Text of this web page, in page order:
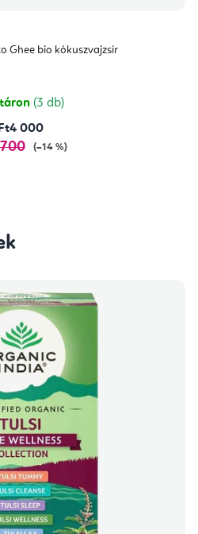
Ghee bio kókuszvajzsír
(3 db)
000
(–14 %)